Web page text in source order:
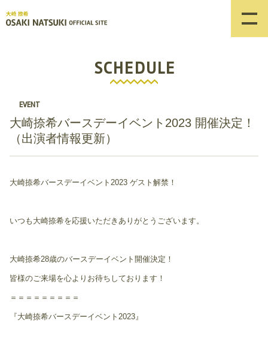
SCHEDULE
EVENT
大崎捺希バースデーイベント2023 開催決定！
（出演者情報更新）
大崎捺希バースデーイベント2023 ゲスト解禁！
いつも大崎捺希を応援いただきありがとうございます。
大崎捺希28歳のバースデーイベント開催決定！
皆様のご来場を心よりお待ちしております！
＝＝＝＝＝＝＝＝＝
『大崎捺希バースデーイベント2023』